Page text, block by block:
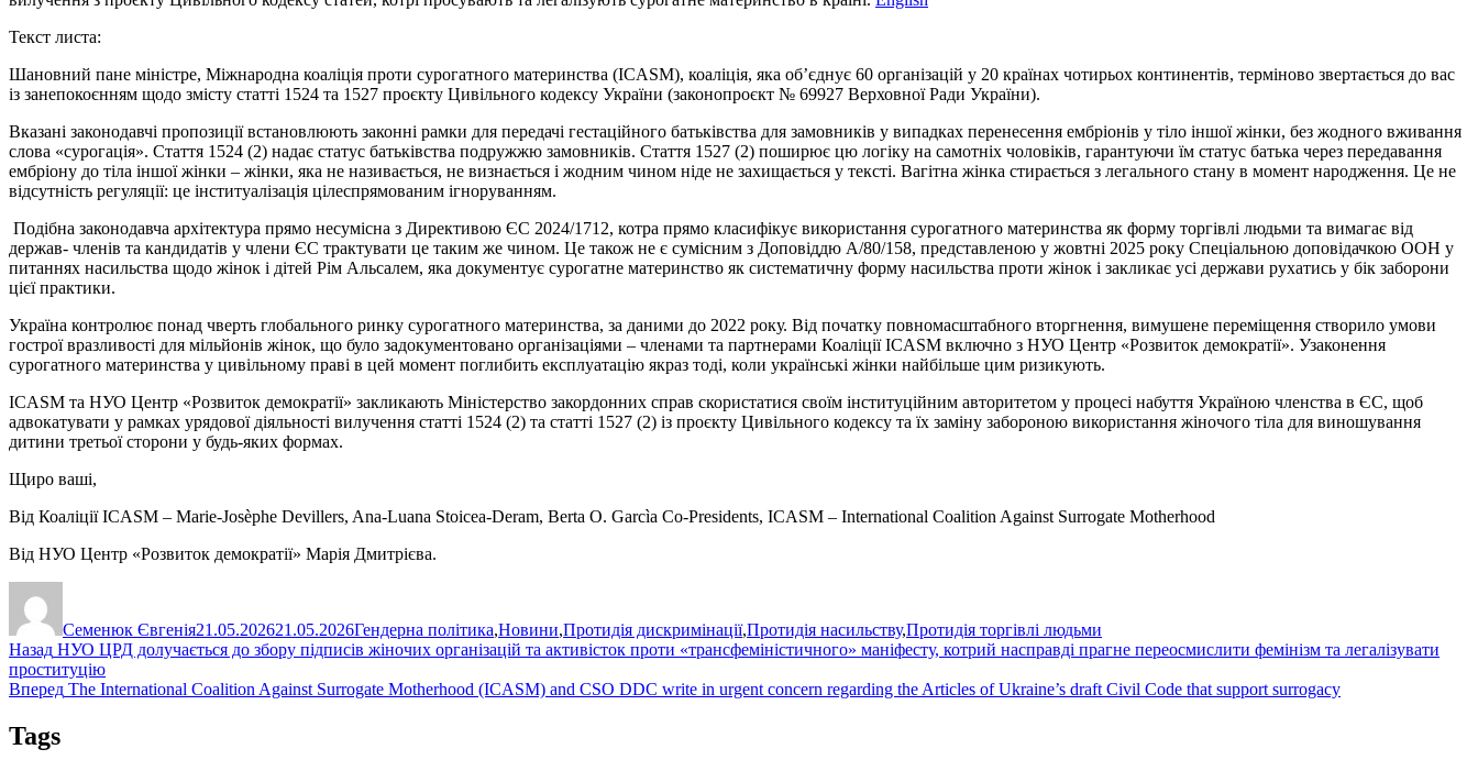
Текст листа:
Шановний пане міністре, Міжнародна коаліція проти сурогатного материнства (ICASM), коаліція, яка об’єднує 60 організацій у 20 країнах чотирьох континентів, терміново звертається до вас
із занепокоєнням щодо змісту статті 1524 та 1527 проєкту Цивільного кодексу України (законопроєкт № 69927 Верховної Ради України).
Вказані законодавчі пропозиції встановлюють законні рамки для передачі гестаційного батьківства для замовників у випадках перенесення ембріонів у тіло іншої жінки, без жодного вживання
слова «сурогація». Стаття 1524 (2) надає статус батьківства подружжю замовників. Стаття 1527 (2) поширює цю логіку на самотніх чоловіків, гарантуючи їм статус батька через передавання
ембріону до тіла іншої жінки – жінки, яка не називається, не визнається і жодним чином ніде не захищається у тексті. Вагітна жінка стирається з легального стану в момент народження. Це не
відсутність регуляції: це інституалізація цілеспрямованим ігноруванням.
Подібна законодавча архітектура прямо несумісна з Директивою ЄС 2024/1712, котра прямо класифікує використання сурогатного материнства як форму торгівлі людьми та вимагає від
держав- членів та кандидатів у члени ЄС трактувати це таким же чином. Це також не є сумісним з Доповіддю А/80/158, представленою у жовтні 2025 року Спеціальною доповідачкою ООН у
питаннях насильства щодо жінок і дітей Рім Альсалем, яка документує сурогатне материнство як систематичну форму насильства проти жінок і закликає усі держави рухатись у бік заборони
цієї практики.
Україна контролює понад чверть глобального ринку сурогатного материнства, за даними до 2022 року. Від початку повномасштабного вторгнення, вимушене переміщення створило умови
гострої вразливості для мільйонів жінок, що було задокументовано організаціями – членами та партнерами Коаліції ICASM включно з НУО Центр «Розвиток демократії». Узаконення
сурогатного материнства у цивільному праві в цей момент поглибить експлуатацію якраз тоді, коли українські жінки найбільше цим ризикують.
ICASM та НУО Центр «Розвиток демократії» закликають Міністерство закордонних справ скористатися своїм інституційним авторитетом у процесі набуття Україною членства в ЄС, щоб
адвокатувати у рамках урядової діяльності вилучення статті 1524 (2) та статті 1527 (2) із проєкту Цивільного кодексу та їх заміну забороною використання жіночого тіла для виношування
дитини третьої сторони у будь-яких формах.
Щиро ваші,
Від Коаліції ICASM – Marie-Josèphe Devillers, Ana-Luana Stoicea-Deram, Berta O. Garcìa Co-Presidents, ICASM – International Coalition Against Surrogate Motherhood
Від НУО Центр «Розвиток демократії» Марія Дмитрієва.
Семенюк Євгенія21.05.202621.05.2026Гендерна політика,Новини,Протидія дискримінації,Протидія насильству,Протидія торгівлі людьми
Навігація
записів
Назад Попередній
запис:
НУО ЦРД долучається до збору підписів жіночих організацій та активісток проти «трансфеміністичного» маніфесту, котрий насправді прагне переосмислити фемінізм та легалізувати
проституцію
Вперед Наступний
The International Coalition Against Surrogate Motherhood (ICASM) and CSO DDC write in urgent concern regarding the Articles of Ukraine’s draft Civil Code that support surrogacy
Tags